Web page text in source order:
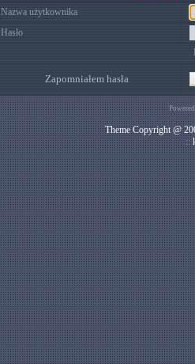
Nazwa użytkownika
Hasło
Zapomniałem hasła
Theme Copyright @
::